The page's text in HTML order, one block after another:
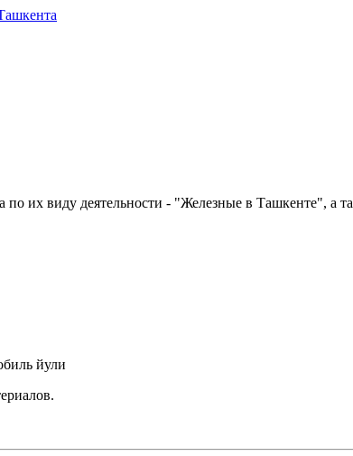
их виду деятельности - "Железные в Ташкенте", а
йули